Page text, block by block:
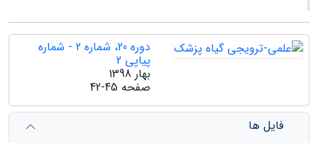
دوره 20، شماره 2 - شماره
پیاپی 2
بهار 1398
صفحه 42-45
فایل ها